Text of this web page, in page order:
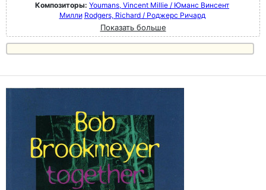
Композиторы: Youmans, Vincent Millie / Юманс Винсент
Милли Rodgers, Richard / Роджерс Ричард
Показать больше